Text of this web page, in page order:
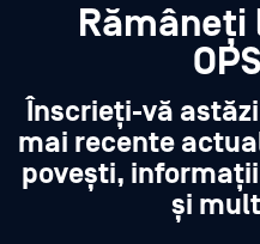
Rămâneți
Înscrieți-vă
mai recente
povești,
și